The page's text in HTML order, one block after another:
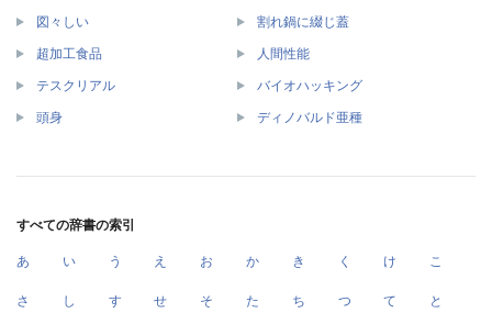
図々しい 割れ鍋に綴じ蓋
超加工食品 人間性能
テスクリアル バイオハッキング
頭身 ディノバルド亜種
すべての辞書の索引
あ い う え お か き く け こ
さ し す せ そ た ち つ て と